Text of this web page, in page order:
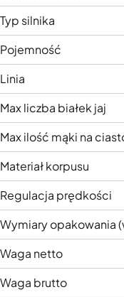
Typ silnika
Pojemność
Linia
Max liczba białek jaj
Max ilość mąki na
Materiał korpusu
Regulacja prędkości
Wymiary opakowania
Waga netto
Waga brutto